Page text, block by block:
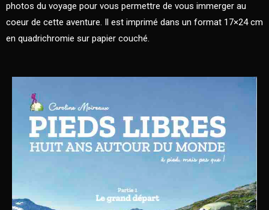
photos du voyage pour vous permettre de vous immerger au
coeur de cette aventure. Il est imprimé dans un format 17×24 cm
en quadrichromie sur papier couché.